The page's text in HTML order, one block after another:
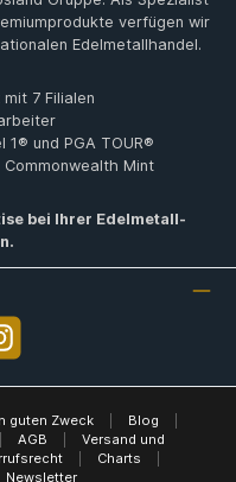
verfügen wir
Edelmetallhandel.
7 Filialen
und PGA TOUR®
Mint
bei Ihrer Edelmetall-
guten Zweck Blog
AGB
Versand und
Charts
Newsletter